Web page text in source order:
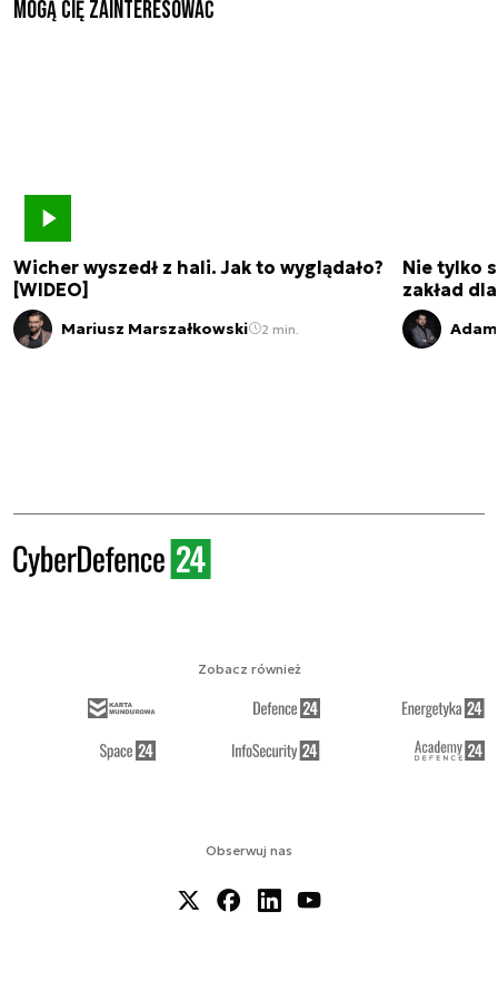
Mogą Cię zainteresować
Wicher wyszedł z hali. Jak to wyglądało?
[WIDEO]
Mariusz Marszałkowski 2 min.
Nie tylko
zakład
Obserwuj nas
Zobacz również